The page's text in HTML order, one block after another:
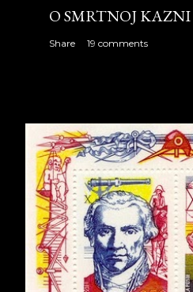
O SMRTNOJ KAZNI
Share 19 comments